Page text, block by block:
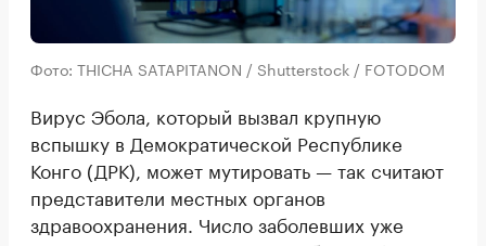
Фото: THICHA SATAPITANON / Shutterstock / FOTODOM
Вирус Эбола, который вызвал крупную
вспышку в Демократической Республике
Конго (ДРК), может мутировать — так считают
представители местных органов
здравоохранения. Число заболевших уже